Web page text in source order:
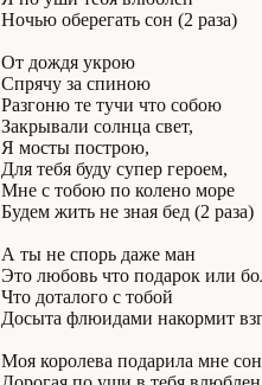
Ночью оберегать сон (2 раза)
От дождя укрою
Спрячу за спиною
Разгоню те тучи что собою
Закрывали солнца свет,
Я мосты построю,
Для тебя буду супер героем,
Мне с тобою по колено море
Будем жить не зная бед (2 раза)
А ты не спорь даже ман
Это любовь что подарок или
Что доталого с тобой
Досыта флюидами накормит
Моя королева подарила мне сон